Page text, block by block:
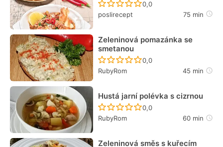
Recept ještě nebyl
0,0
poslirecept
75 min
Zeleninová pomazánka se
smetanou
Recept ještě nebyl
0,0
RubyRom
45 min
Hustá jarní polévka s cizrnou
Recept ještě nebyl
0,0
RubyRom
60 min
Zeleninová směs s kuřecím